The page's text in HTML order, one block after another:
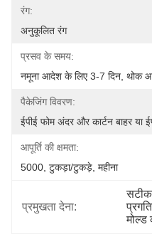
रंग:
अनुकूलित रंग
प्रसव के समय:
नमूना आदेश के लिए 3-7 दिन, थोक
पैकेजिंग विवरण:
ईपीई फोम अंदर और कार्टन बाहर या
आपूर्ति की क्षमता:
5000, टुकड़ा/टुकड़े, महीना
प्रमुखता देना:
सटीक
मोल्ड